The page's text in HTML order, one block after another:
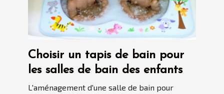
Choisir un tapis de bain pour
les salles de bain des enfants
L'aménagement d'une salle de bain pour